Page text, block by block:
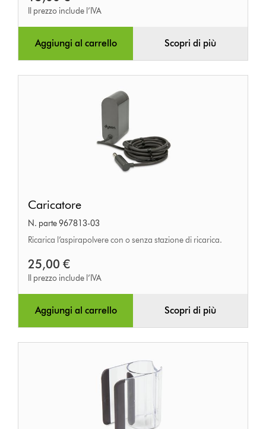
Il prezzo include l’IVA
Aggiungi al carrello Scopri di più
Caricatore
N. parte 967813-03
Ricarica l’aspirapolvere con o senza stazione di ricarica.
25,00 €
Il prezzo include l’IVA
Aggiungi al carrello Scopri di più